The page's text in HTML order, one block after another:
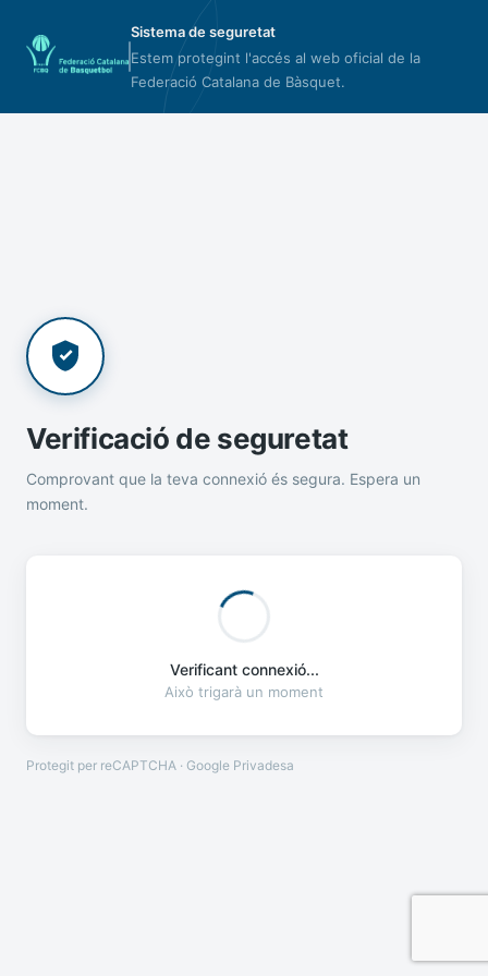
Sistema de seguretat
Estem protegint l'accés al web oficial de la
Federació Catalana de Bàsquet.
Verificació de seguretat
Comprovant que la teva connexió és segura. Espera un
moment.
Verificant connexió...
Això trigarà un moment
Protegit per reCAPTCHA · Google Privadesa